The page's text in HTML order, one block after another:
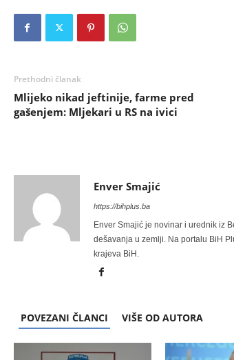
Prethodni članak
Mlijeko nikad jeftinije, farme pred
gašenjem: Mljekari u RS na ivici
Enver Smajić
https://bihplus.ba
Enver Smajić je novinar i urednik iz
dešavanja u zemlji. Na portalu BiH
krajeva BiH.
POVEZANI ČLANCI VIŠE OD AUTORA